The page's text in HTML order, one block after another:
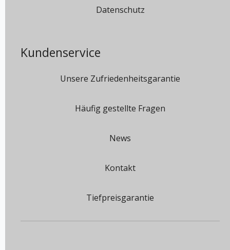
Datenschutz
Kundenservice
Unsere Zufriedenheitsgarantie
Häufig gestellte Fragen
News
Kontakt
Tiefpreisgarantie